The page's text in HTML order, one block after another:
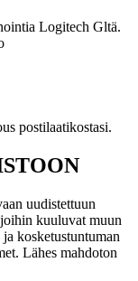
Logitech Gltä.
postilaatikostasi.
uudistettuun
kuuluvat muun
kosketustuntuman
Lähes mahdoton